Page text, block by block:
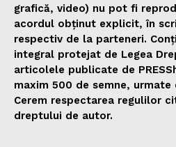
grafică, video) nu pot fi
acordul obținut explicit, în
respectiv de la parteneri.
integral protejat de Legea
articolele publicate de
maxim 500 de semne,
Cerem respectarea regulilor
dreptului de autor.